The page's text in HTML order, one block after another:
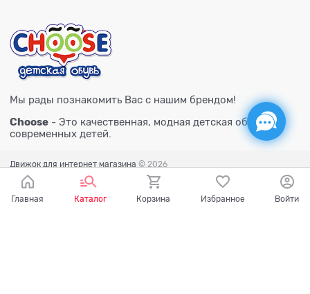
Мы рады познакомить Вас с нашим брендом!
Choose - Это качественная, модная детская обувь для
современных детей.
Движок для интернет магазина © 2026
Главная Каталог Корзина Избранное Войти